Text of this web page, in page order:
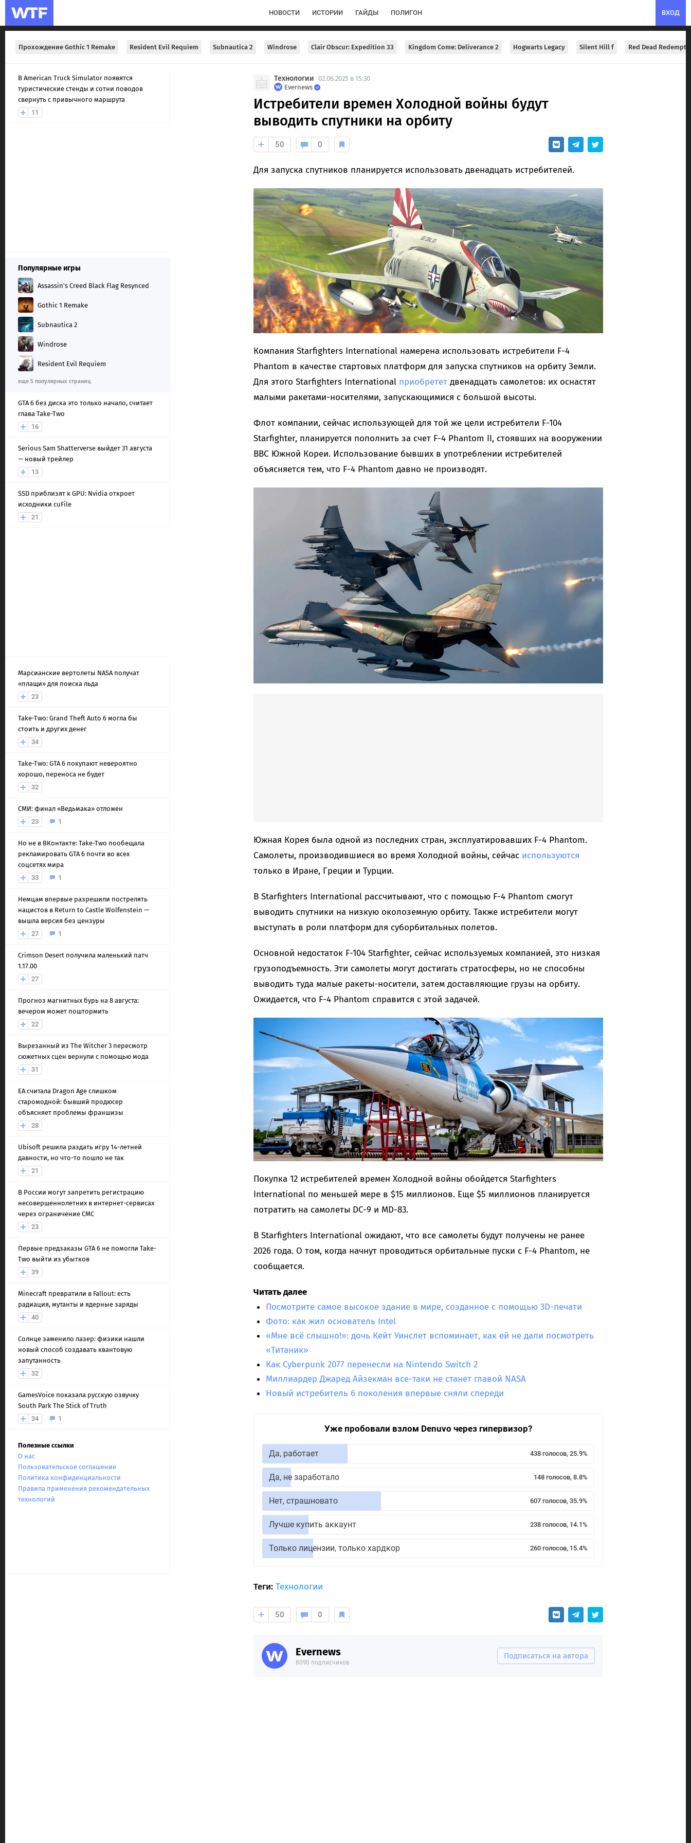
ВХОД
НОВОСТИ ИСТОРИИ ГАЙДЫ ПОЛИГОН
Прохождение Gothic 1 Remake Resident Evil Requiem Subnautica 2 Windrose Clair Obscur: Expedition 33 Kingdom Come: Deliverance 2 Hogwarts Legacy Silent Hill f Red Dead
В American Truck Simulator появятся
туристические стенды и сотни поводов
свернуть с привычного маршрута
11
Популярные игры
Assassin's Creed Black Flag Resynced
Gothic 1 Remake
Subnautica 2
Windrose
Resident Evil Requiem
еще 5 популярных страниц
GTA 6 без диска это только начало, считает
глава Take-Two
16
Serious Sam Shatterverse выйдет 31 августа
— новый трейлер
13
SSD приблизят к GPU: Nvidia откроет
исходники cuFile
21
Марсианские вертолеты NASA получат
«плащи» для поиска льда
23
Take-Two: Grand Theft Auto 6 могла бы
стоить и других денег
34
Take-Two: GTA 6 покупают невероятно
хорошо, переноса не будет
32
СМИ: финал «Ведьмака» отложен
23
1
Но не в ВКонтакте: Take-Two пообещала
рекламировать GTA 6 почти во всех
соцсетях мира
33
1
Немцам впервые разрешили пострелять
нацистов в Return to Castle Wolfenstein —
вышла версия без цензуры
27
1
Crimson Desert получила маленький патч
1.17.00
27
Прогноз магнитных бурь на 8 августа:
вечером может поштормить
22
Вырезанный из The Witcher 3 пересмотр
сюжетных сцен вернули с помощью мода
31
EA считала Dragon Age слишком
старомодной: бывший продюсер
объясняет проблемы франшизы
28
Ubisoft решила раздать игру 14-летней
давности, но что-то пошло не так
21
В России могут запретить регистрацию
несовершеннолетних в интернет-сервисах
через ограничение СМС
23
Первые предзаказы GTA 6 не помогли Take-
Two выйти из убытков
39
Minecraft превратили в Fallout: есть
радиация, мутанты и ядерные заряды
40
Солнце заменило лазер: физики нашли
новый способ создавать квантовую
запутанность
32
GamesVoice показала русскую озвучку
South Park The Stick of Truth
34
1
Полезные ссылки
О нас
Пользовательское соглашение
Политика конфиденциальности
Правила применения рекомендательных
технологий
Технологии 02.06.2025 в 15:30
Evernews
Истребители времен Холодной войны будут
выводить спутники на орбиту
50 0
Для запуска спутников планируется использовать двенадцать истребителей.
Компания Starfighters International намерена использовать истребители F-4
Phantom в качестве стартовых платформ для запуска спутников на орбиту Земли.
Для этого Starfighters International приобрететдвенадцать самолетов: их оснастят
малыми ракетами-носителями, запускающимися с большой высоты.
Флот компании, сейчас использующей для той же цели истребители F-104
Starfighter, планируется пополнить за счет F-4 Phantom II, стоявших на вооружении
ВВС Южной Кореи. Использование бывших в употреблении истребителей
объясняется тем, что F-4 Phantom давно не производят.
Южная Корея была одной из последних стран, эксплуатировавших F-4 Phantom.
Самолеты, производившиеся во время Холодной войны, сейчас используются
только в Иране, Греции и Турции.
В Starfighters International рассчитывают, что с помощью F-4 Phantom смогут
выводить спутники на низкую околоземную орбиту. Также истребители могут
выступать в роли платформ для суборбитальных полетов.
Основной недостаток F-104 Starfighter, сейчас используемых компанией, это низкая
грузоподъемность. Эти самолеты могут достигать стратосферы, но не способны
выводить туда малые ракеты-носители, затем доставляющие грузы на орбиту.
Ожидается, что F-4 Phantom справится с этой задачей.
Покупка 12 истребителей времен Холодной войны обойдется Starfighters
International по меньшей мере в $15 миллионов. Еще $5 миллионов планируется
потратить на самолеты DC-9 и MD-83.
В Starfighters International ожидают, что все самолеты будут получены не ранее
2026 года. О том, когда начнут проводиться орбитальные пуски с F-4 Phantom, не
сообщается.
Читать далее
Посмотрите самое высокое здание в мире, созданное с помощью 3D-печати
Фото: как жил основатель Intel
«Мне всё слышно!»: дочь Кейт Уинслет вспоминает, как ей не дали посмотреть
«Титаник»
Как Cyberpunk 2077 перенесли на Nintendo Switch 2
Миллиардер Джаред Айзекман все-таки не станет главой NASA
Новый истребитель 6 поколения впервые сняли спереди
Уже пробовали взлом Denuvo через гипервизор?
Да, работает 438 голосов, 25.9%
Да, не заработало 148 голосов, 8.8%
Нет, страшновато 607 голосов, 35.9%
Лучше купить аккаунт 238 голосов, 14.1%
Только лицензии, только хардкор 260 голосов, 15.4%
Теги: Технологии
50 0
Evernews
8090 подписчиков
Подписаться на автора